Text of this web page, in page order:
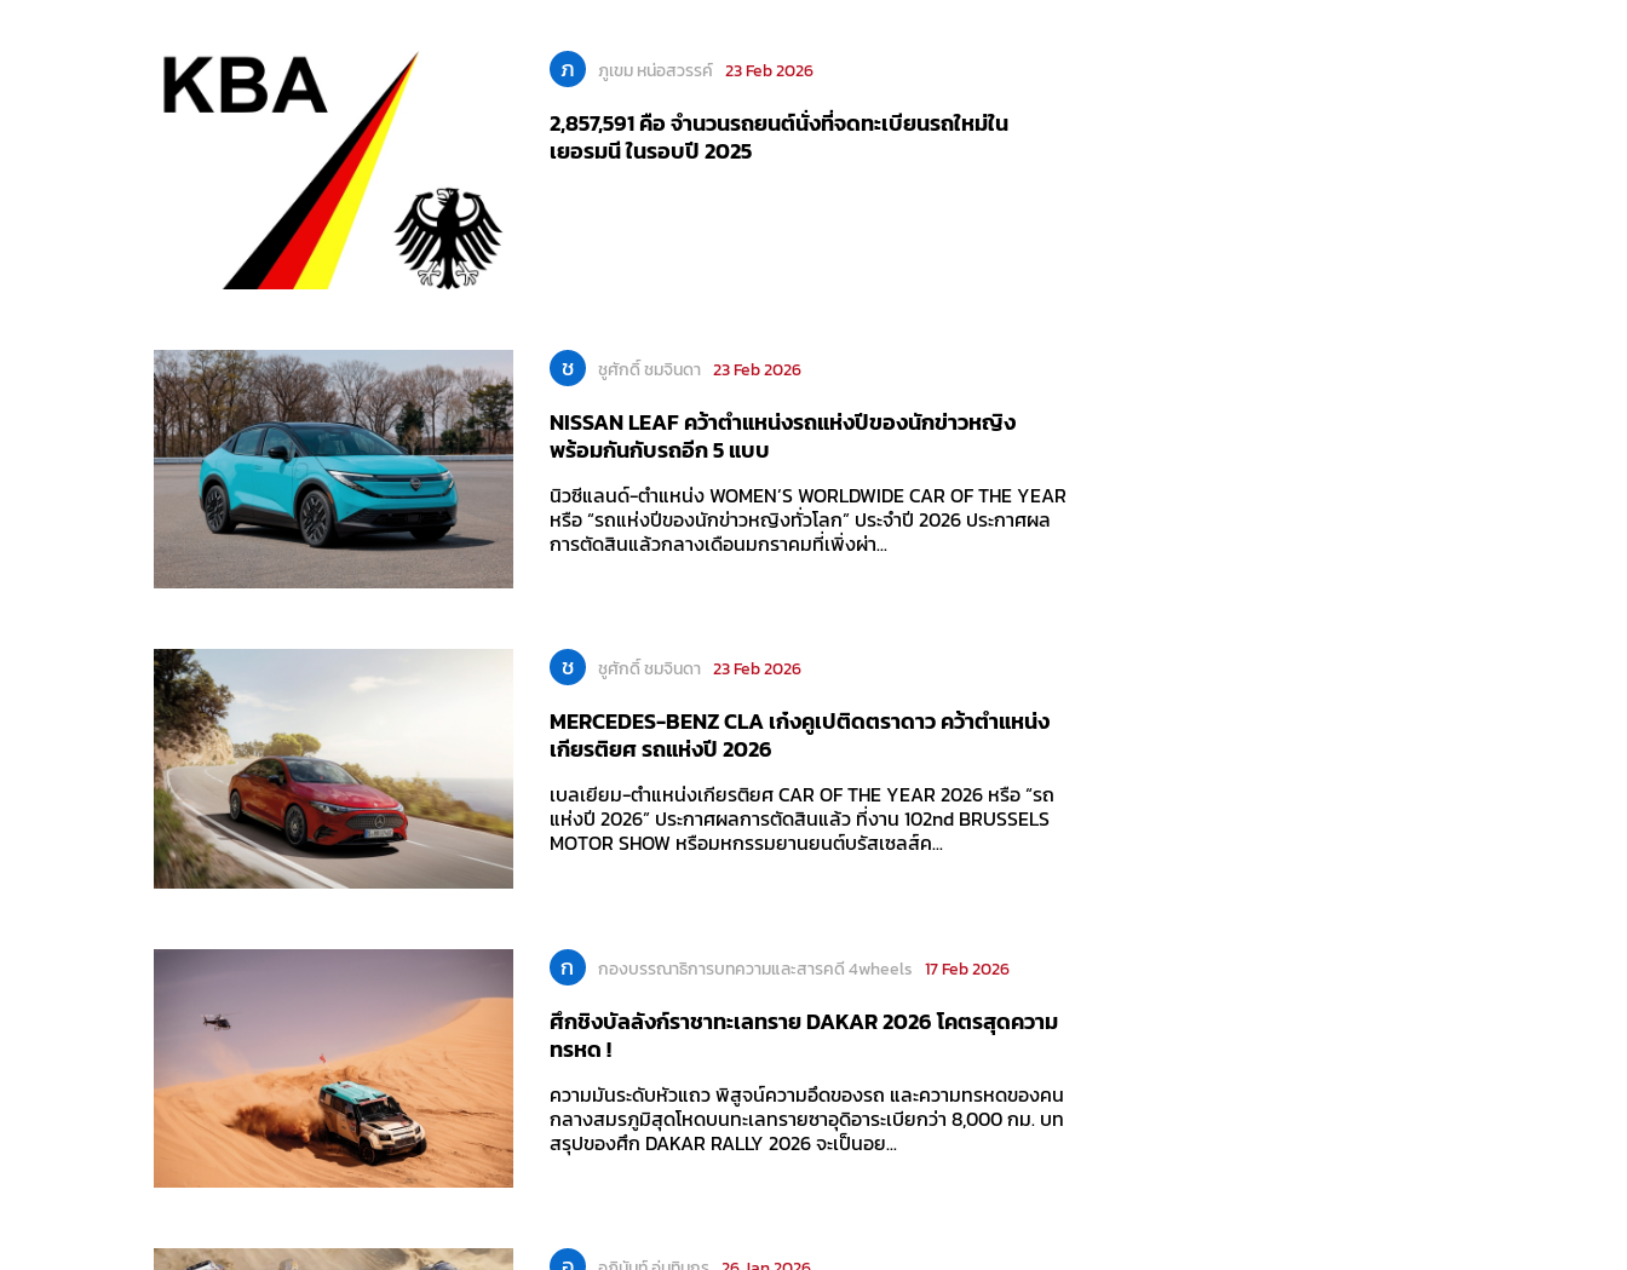
ภ ภูเขม หน่อสวรรค์ 23 Feb 2026
2,857,591 คือ จำนวนรถยนต์นั่งที่จดทะเบียนรถใหม่ใน
เยอรมนี ในรอบปี 2025
ช ชูศักดิ์ ชมจินดา 23 Feb 2026
NISSAN LEAF คว้าตำแหน่งรถแห่งปีของนักข่าวหญิง
พร้อมกันกับรถอีก 5 แบบ
นิวซีแลนด์-ตำแหน่ง WOMEN’S WORLDWIDE CAR OF THE YEAR
หรือ “รถแห่งปีของนักข่าวหญิงทั่วโลก” ประจำปี 2026 ประกาศผล
การตัดสินแล้วกลางเดือนมกราคมที่เพิ่งผ่า...
ช ชูศักดิ์ ชมจินดา 23 Feb 2026
MERCEDES-BENZ CLA เก๋งคูเปติดตราดาว คว้าตำแหน่ง
เกียรติยศ รถแห่งปี 2026
เบลเยียม-ตำแหน่งเกียรติยศ CAR OF THE YEAR 2026 หรือ “รถ
แห่งปี 2026” ประกาศผลการตัดสินแล้ว ที่งาน 102nd BRUSSELS
MOTOR SHOW หรือมหกรรมยานยนต์บรัสเซลส์ค...
ก กองบรรณาธิการบทความและสารคดี 4wheels 17 Feb 2026
ศึกชิงบัลลังก์ราชาทะเลทราย DAKAR 2026 โคตรสุดความ
ทรหด !
ความมันระดับหัวแถว พิสูจน์ความอึดของรถ และความทรหดของคน
กลางสมรภูมิสุดโหดบนทะเลทรายซาอุดิอาระเบียกว่า 8,000 กม. บท
สรุปของศึก DAKAR RALLY 2026 จะเป็นอย...